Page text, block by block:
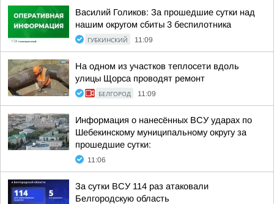
Василий Голиков: За прошедшие сутки над
нашим округом сбиты 3 беспилотника
ГУБКИНСКИЙ 11:09
На одном из участков теплосети вдоль
улицы Щорса проводят ремонт
БЕЛГОРОД 11:09
Информация о нанесённых ВСУ ударах по
Шебекинскому муниципальному округу за
прошедшие сутки:
11:06
За сутки ВСУ 114 раз атаковали
Белгородскую область